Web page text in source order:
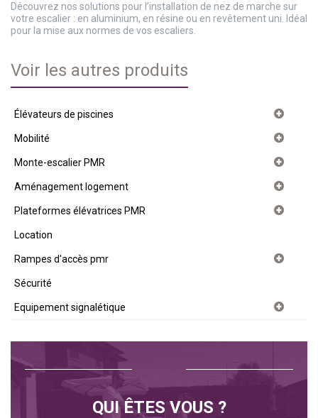
Découvrez nos solutions pour l’installation de nez de marche sur
votre escalier : en aluminium, en résine ou en revêtement uni. Idéal
pour la mise aux normes de vos escaliers.
Voir les autres produits
Élévateurs de piscines
Mobilité
Monte-escalier PMR
Aménagement logement
Plateformes élévatrices PMR
Location
Rampes d'accès pmr
Sécurité
Equipement signalétique
QUI ÊTES VOUS ?